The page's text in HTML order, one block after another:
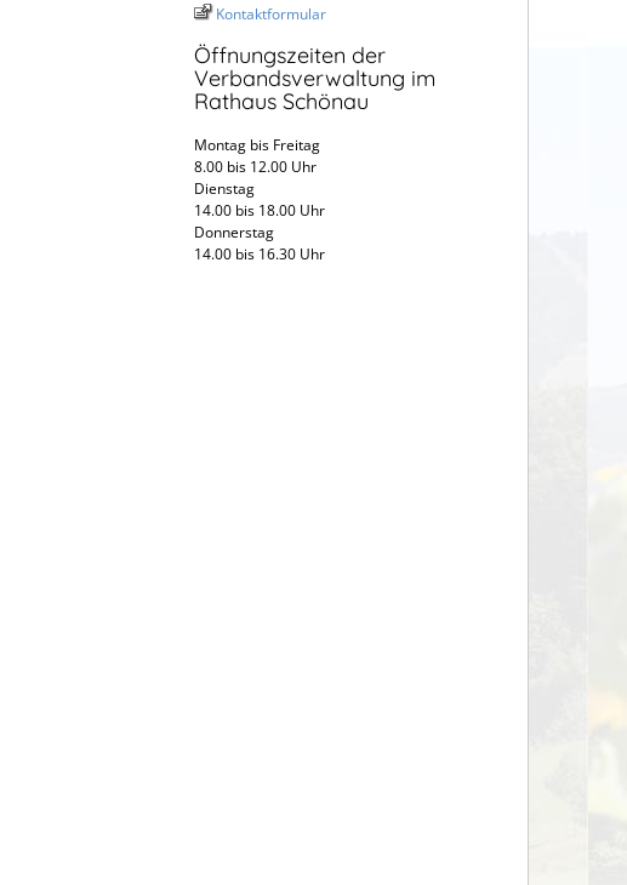
Kontaktformular
Öffnungszeiten der
Verbandsverwaltung im
Rathaus Schönau
Montag bis Freitag
8.00 bis 12.00 Uhr
Dienstag
14.00 bis 18.00 Uhr
Donnerstag
14.00 bis 16.30 Uhr